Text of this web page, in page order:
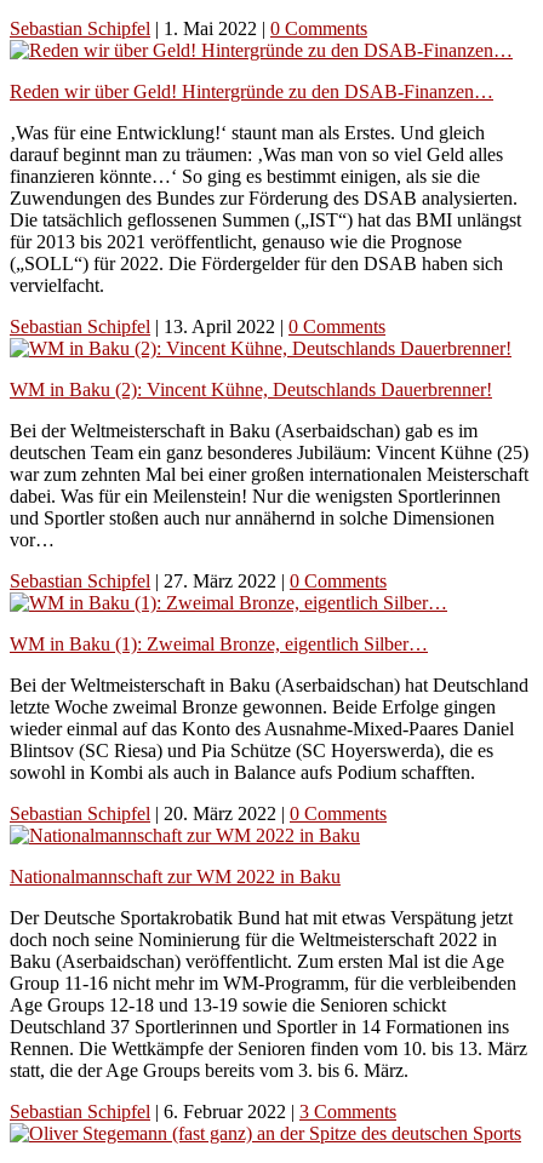
Sebastian Schipfel | 1. Mai 2022 | 0 Comments
Reden wir über Geld! Hintergründe zu den DSAB-Finanzen…
‚Was für eine Entwicklung!‘ staunt man als Erstes. Und gleich
darauf beginnt man zu träumen: ‚Was man von so viel Geld alles
finanzieren könnte…‘ So ging es bestimmt einigen, als sie die
Zuwendungen des Bundes zur Förderung des DSAB analysierten.
Die tatsächlich geflossenen Summen („IST“) hat das BMI unlängst
für 2013 bis 2021 veröffentlicht, genauso wie die Prognose
(„SOLL“) für 2022. Die Fördergelder für den DSAB haben sich
vervielfacht.
Sebastian Schipfel | 13. April 2022 | 0 Comments
WM in Baku (2): Vincent Kühne, Deutschlands Dauerbrenner!
Bei der Weltmeisterschaft in Baku (Aserbaidschan) gab es im
deutschen Team ein ganz besonderes Jubiläum: Vincent Kühne (25)
war zum zehnten Mal bei einer großen internationalen Meisterschaft
dabei. Was für ein Meilenstein! Nur die wenigsten Sportlerinnen
und Sportler stoßen auch nur annähernd in solche Dimensionen
vor…
Sebastian Schipfel | 27. März 2022 | 0 Comments
WM in Baku (1): Zweimal Bronze, eigentlich Silber…
Bei der Weltmeisterschaft in Baku (Aserbaidschan) hat Deutschland
letzte Woche zweimal Bronze gewonnen. Beide Erfolge gingen
wieder einmal auf das Konto des Ausnahme-Mixed-Paares Daniel
Blintsov (SC Riesa) und Pia Schütze (SC Hoyerswerda), die es
sowohl in Kombi als auch in Balance aufs Podium schafften.
Sebastian Schipfel | 20. März 2022 | 0 Comments
Nationalmannschaft zur WM 2022 in Baku
Der Deutsche Sportakrobatik Bund hat mit etwas Verspätung jetzt
doch noch seine Nominierung für die Weltmeisterschaft 2022 in
Baku (Aserbaidschan) veröffentlicht. Zum ersten Mal ist die Age
Group 11-16 nicht mehr im WM-Programm, für die verbleibenden
Age Groups 12-18 und 13-19 sowie die Senioren schickt
Deutschland 37 Sportlerinnen und Sportler in 14 Formationen ins
Rennen. Die Wettkämpfe der Senioren finden vom 10. bis 13. März
statt, die der Age Groups bereits vom 3. bis 6. März.
Sebastian Schipfel | 6. Februar 2022 | 3 Comments